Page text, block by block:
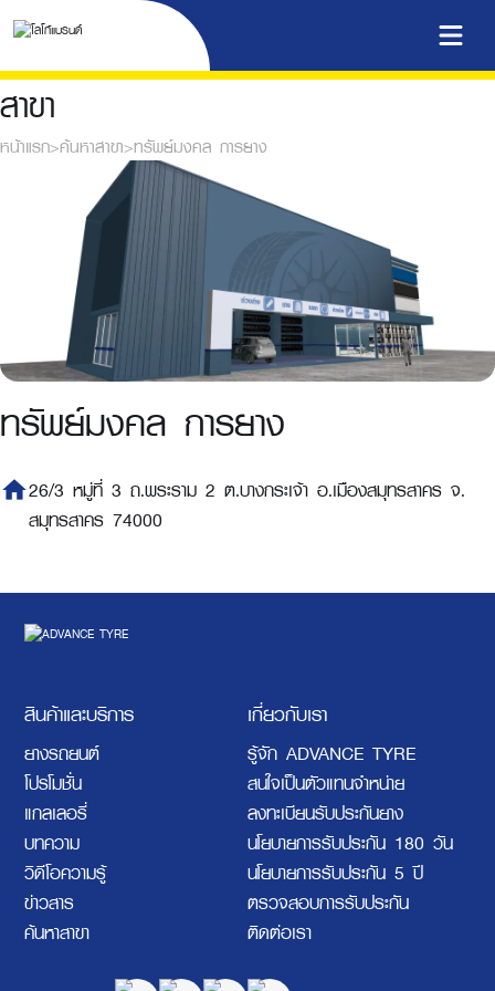
สาขา
หน้าแรก>ค้นหาสาขา>ทรัพย์มงคล การยาง
ทรัพย์มงคล การยาง
home26/3 หมู่ที่ 3 ถ.พระราม 2 ต.บางกระเจ้า อ.เมืองสมุทรสาคร จ.
สมุทรสาคร 74000
สินค้าและบริการ
ยางรถยนต์
โปรโมชั่น
แกลเลอรี่
บทความ
วิดีโอความรู้
ข่าวสาร
ค้นหาสาขา
เกี่ยวกับเรา
รู้จัก ADVANCE TYRE
สนใจเป็นตัวแทนจำหน่าย
ลงทะเบียนรับประกันยาง
นโยบายการรับประกัน 180 วัน
นโยบายการรับประกัน 5 ปี
ตรวจสอบการรับประกัน
ติดต่อเรา